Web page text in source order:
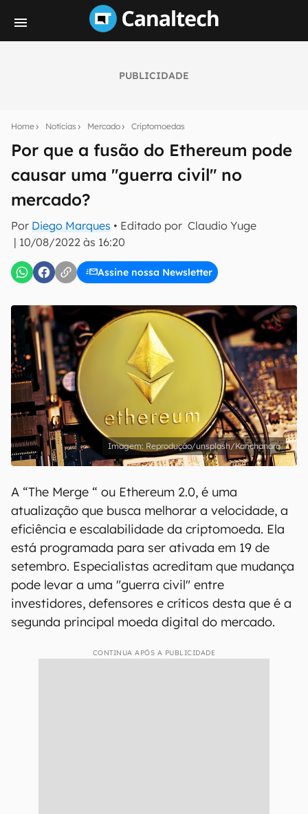
PUBLICIDADE
Home Notícias Mercado Criptomoedas
Por que a fusão do Ethereum pode
causar uma "guerra civil" no
mercado?
Por Diego Marques • Editado por Claudio Yuge
| 10/08/2022 às 16:20
Assine nossa Newsletter
notícias e reviews sobre tecnologia em primeira
E-mail
inscreva-se
Confirmo que li, aceito e concordo com os Termos de
Uso e Política de Privacidade do Canaltech.
Reprodução/unsplash/Kanchanara
A “The Merge “ ou Ethereum 2.0, é uma
atualização que busca melhorar a velocidade, a
eficiência e escalabilidade da criptomoeda. Ela
está programada para ser ativada em 19 de
setembro. Especialistas acreditam que mudança
pode levar a uma "guerra civil" entre
investidores, defensores e críticos desta que é a
segunda principal moeda digital do mercado.
CONTINUA APÓS A PUBLICIDADE